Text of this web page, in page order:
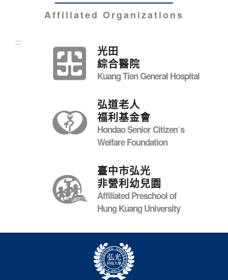
Affiliated Organizations
:::
光田
綜合醫院
Kuang Tien General Hospital
弘道老人
福利基金會
Hondao Senior Citizenˊs
Welfare Foundation
臺中市弘光
非營利幼兒園
Affiliated Preschool of
Hung Kuang University